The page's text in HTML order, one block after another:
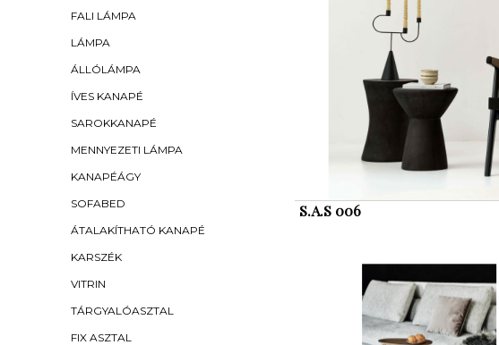
FALI LÁMPA
LÁMPA
ÁLLÓLÁMPA
ÍVES KANAPÉ
SAROKKANAPÉ
MENNYEZETI LÁMPA
KANAPÉÁGY
SOFABED
ÁTALAKÍTHATÓ KANAPÉ
KARSZÉK
VITRIN
TÁRGYALÓASZTAL
FIX ASZTAL
S.A.S 006